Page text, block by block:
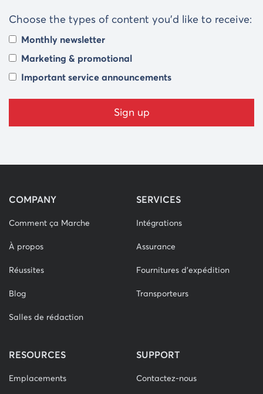
Choose the types of content you’d like to receive:
Monthly newsletter
Marketing & promotional
Important service announcements
COMPANY
Comment ça Marche
À propos
Réussites
Blog
Salles de rédaction
SERVICES
Intégrations
Assurance
Fournitures d'expédition
Transporteurs
RESOURCES
Emplacements
SUPPORT
Contactez-nous